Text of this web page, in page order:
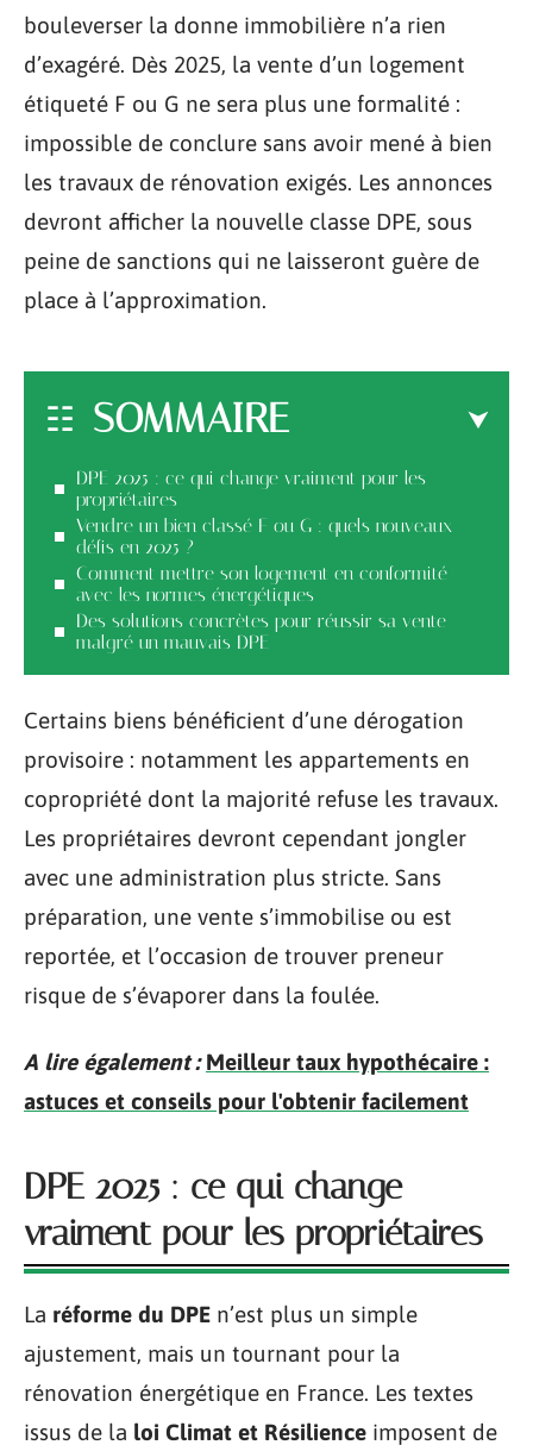
bouleverser la donne immobilière n’a rien
d’exagéré. Dès 2025, la vente d’un logement
étiqueté F ou G ne sera plus une formalité :
impossible de conclure sans avoir mené à bien
les travaux de rénovation exigés. Les annonces
devront afficher la nouvelle classe DPE, sous
peine de sanctions qui ne laisseront guère de
place à l’approximation.
SOMMAIRE
DPE 2025 : ce qui change vraiment pour les
propriétaires
Vendre un bien classé F ou G : quels nouveaux
défis en 2025 ?
Comment mettre son logement en conformité
avec les normes énergétiques
Des solutions concrètes pour réussir sa vente
malgré un mauvais DPE
Certains biens bénéficient d’une dérogation
provisoire : notamment les appartements en
copropriété dont la majorité refuse les travaux.
Les propriétaires devront cependant jongler
avec une administration plus stricte. Sans
préparation, une vente s’immobilise ou est
reportée, et l’occasion de trouver preneur
risque de s’évaporer dans la foulée.
A lire également : Meilleur taux hypothécaire :
astuces et conseils pour l'obtenir facilement
DPE 2025 : ce qui change
vraiment pour les propriétaires
La réforme du DPE n’est plus un simple
ajustement, mais un tournant pour la
rénovation énergétique en France. Les textes
issus de la loi Climat et Résilience imposent de